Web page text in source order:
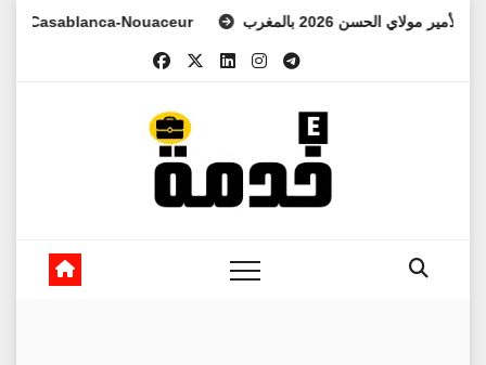
Skip
Nouaceur الأمير مولاي الحسن 2026 بالمغرب